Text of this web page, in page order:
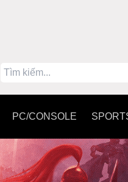
PC/CONSOLE